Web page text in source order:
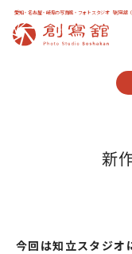
愛知・名古屋・岐阜の写真館・フォトスタジオ「創寫舘（
新
今回は知立スタジオ